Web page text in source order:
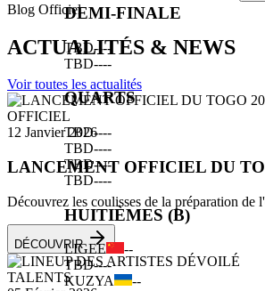
Blog Officiel
ACTUALITÉS & NEWS
Voir toutes les actualités
OFFICIEL
12 Janvier 2026
LANCEMENT OFFICIEL DU
Découvrez les coulisses de la préparation de
DÉCOUVRIR
TALENTS
DEMI-FINALE
TBD----
TBD----
QUARTS
TBD----
TBD----
TBD----
TBD----
HUITIÈMES (B)
LIGEE
--
TBD----
KUZYA
--